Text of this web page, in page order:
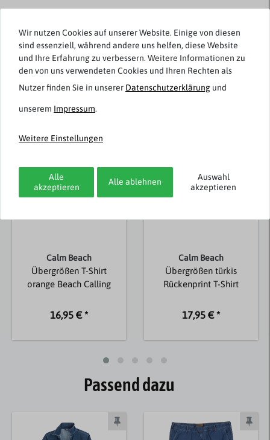
Rezensionen werden geladen...
Weitere Artikel von Calm Beach
Neuheit
Calm Beach
Übergrößen T-Shirt
orange Beach Calling
16,95 € *
Calm Beach
Übergrößen türkis
Rückenprint T-Shirt
17,95 € *
Passend dazu
Wir nutzen Cookies auf unserer Website. Einige von diesen
sind essenziell, während andere uns helfen, diese Website
und Ihre Erfahrung zu verbessern. Weitere Informationen zu
den von uns verwendeten Cookies und Ihren Rechten als
Nutzer finden Sie in unserer Daten­schutz­erklärung und
unserem Impressum.
Weitere Einstellungen
Alle
akzeptieren
Alle ablehnen
Auswahl
akzeptieren